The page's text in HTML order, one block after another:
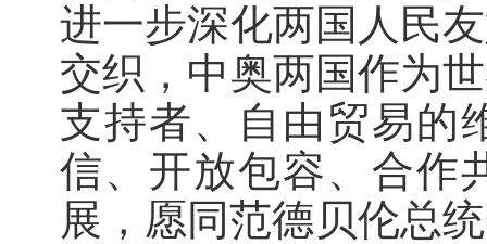
进一步深化两国人民
交织，中奥两国作为
支持者、自由贸易的
信、开放包容、合作
展，愿同范德贝伦总